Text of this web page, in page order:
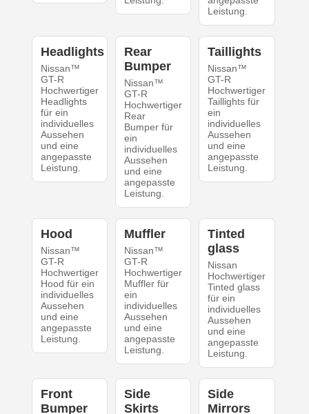
Leistung.
Headlights
Nissan™
GT-R
Hochwertiger
Headlights
für ein
individuelles
Aussehen
und eine
angepasste
Leistung.
Rear
Bumper
Nissan™
GT-R
Hochwertiger
Rear
Bumper für
ein
individuelles
Aussehen
und eine
angepasste
Leistung.
Taillights
Nissan™
GT-R
Hochwertiger
Taillights für
ein
individuelles
Aussehen
und eine
angepasste
Leistung.
Hood
Nissan™
GT-R
Hochwertiger
Hood für ein
individuelles
Aussehen
und eine
angepasste
Leistung.
Muffler
Nissan™
GT-R
Hochwertiger
Muffler für
ein
individuelles
Aussehen
und eine
angepasste
Leistung.
Tinted
glass
Nissan
Hochwertiger
Tinted glass
für ein
individuelles
Aussehen
und eine
angepasste
Leistung.
Front
Bumper
Side
Skirts
Side
Mirrors